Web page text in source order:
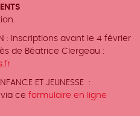
: Inscriptions avant le 4 février
de Béatrice Clergeau :
ET JEUNESSE :
ce formulaire en ligne